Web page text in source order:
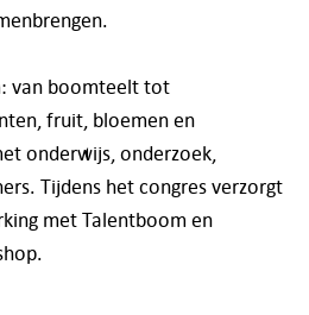
van boomteelt tot
fruit, bloemen en
onderwijs, onderzoek,
Tijdens het congres verzorgt
met Talentboom en